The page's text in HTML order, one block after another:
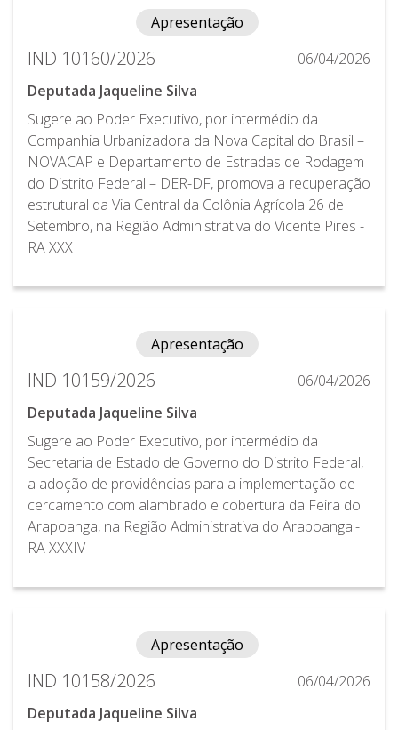
Apresentação
IND 10160/2026
06/04/2026
Deputada Jaqueline Silva
Sugere ao Poder Executivo, por intermédio da
Companhia Urbanizadora da Nova Capital do Brasil –
NOVACAP e Departamento de Estradas de Rodagem
do Distrito Federal – DER-DF, promova a recuperação
estrutural da Via Central da Colônia Agrícola 26 de
Setembro, na Região Administrativa do Vicente Pires -
RA XXX
Apresentação
IND 10159/2026
06/04/2026
Deputada Jaqueline Silva
Sugere ao Poder Executivo, por intermédio da
Secretaria de Estado de Governo do Distrito Federal,
a adoção de providências para a implementação de
cercamento com alambrado e cobertura da Feira do
Arapoanga, na Região Administrativa do Arapoanga.-
RA XXXIV
Apresentação
IND 10158/2026
06/04/2026
Deputada Jaqueline Silva